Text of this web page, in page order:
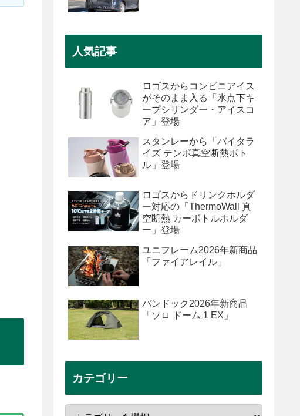
人気記事
ロゴスからコンビニアイス
がそのまま入る「氷点下キ
ープシリンダー・アイスコ
ア」登場
スタンレーから「バイタラ
イズ テンポ真空断熱ボト
ル」登場
ロゴスからドリンクホルダ
ー対応の「ThermoWall 真
空断熱 カーボトルホルダ
ー」登場
ユニフレーム2026年新商品
「ファイアレイル」
バンドック2026年新商品
「ソロ ドーム 1 EX」
カテゴリー